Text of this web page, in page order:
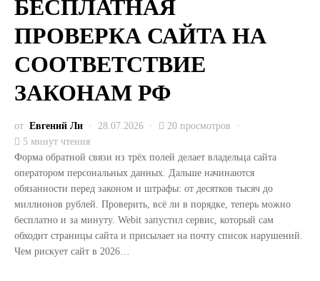
БЕСПЛАТНАЯ
ПРОВЕРКА САЙТА НА
СООТВЕТСТВИЕ
ЗАКОНАМ РФ
от Евгений Ли 28.07.2026
20 просмотров
5 минут чтения
Форма обратной связи из трёх полей делает владельца сайта
оператором персональных данных. Дальше начинаются
обязанности перед законом и штрафы: от десятков тысяч до
миллионов рублей. Проверить, всё ли в порядке, теперь можно
бесплатно и за минуту. Webit запустил сервис, который сам
обходит страницы сайта и присылает на почту список нарушений.
Чем рискует сайт в 2026…